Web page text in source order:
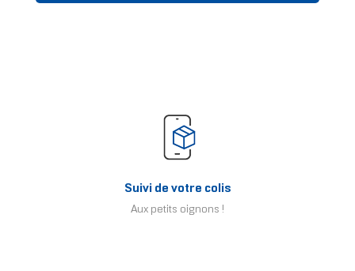
Suivi de votre colis
Aux petits oignons !